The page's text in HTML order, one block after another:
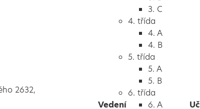
3. C
4. třída
4. A
4. B
5. třída
5. A
5. B
6. třída
6. A
2632,
Vedení